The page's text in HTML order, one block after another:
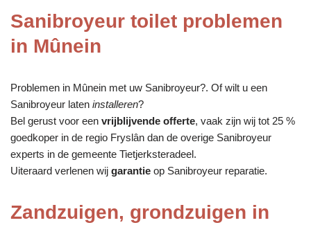
Sanibroyeur toilet problemen
in Mûnein
Problemen in Mûnein met uw Sanibroyeur?. Of wilt u een
Sanibroyeur laten installeren?
Bel gerust voor een vrijblijvende offerte, vaak zijn wij tot 25 %
goedkoper in de regio Fryslân dan de overige Sanibroyeur
experts in de gemeente Tietjerksteradeel.
Uiteraard verlenen wij garantie op Sanibroyeur reparatie.
Zandzuigen, grondzuigen in